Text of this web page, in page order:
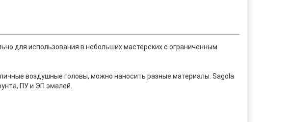
для использования в небольших мастерских с ограниченным
воздушные головы, можно наносить разные материалы. Sagola
ПУ и ЭП эмалей.